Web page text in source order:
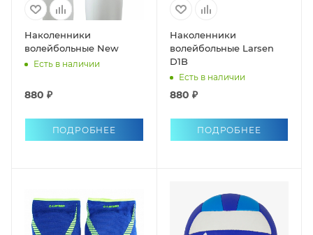
Наколенники
волейбольные New
Есть в наличии
880 ₽
ПОДРОБНЕЕ
Наколенники
волейбольные Larsen
D1B
Есть в наличии
880 ₽
ПОДРОБНЕЕ